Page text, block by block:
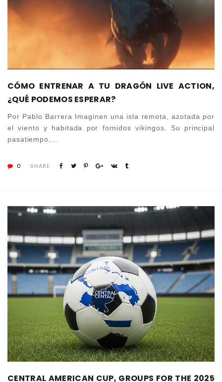
CÓMO ENTRENAR A TU DRAGÓN LIVE ACTION,
¿QUÉ PODEMOS ESPERAR?
Por Pablo Barrera Imaginen una isla remota, azotada por
el viento y habitada por fornidos vikingos. Su principal
pasatiempo,...
0 SHARE
CENTRAL AMERICAN CUP, GROUPS FOR THE 2025